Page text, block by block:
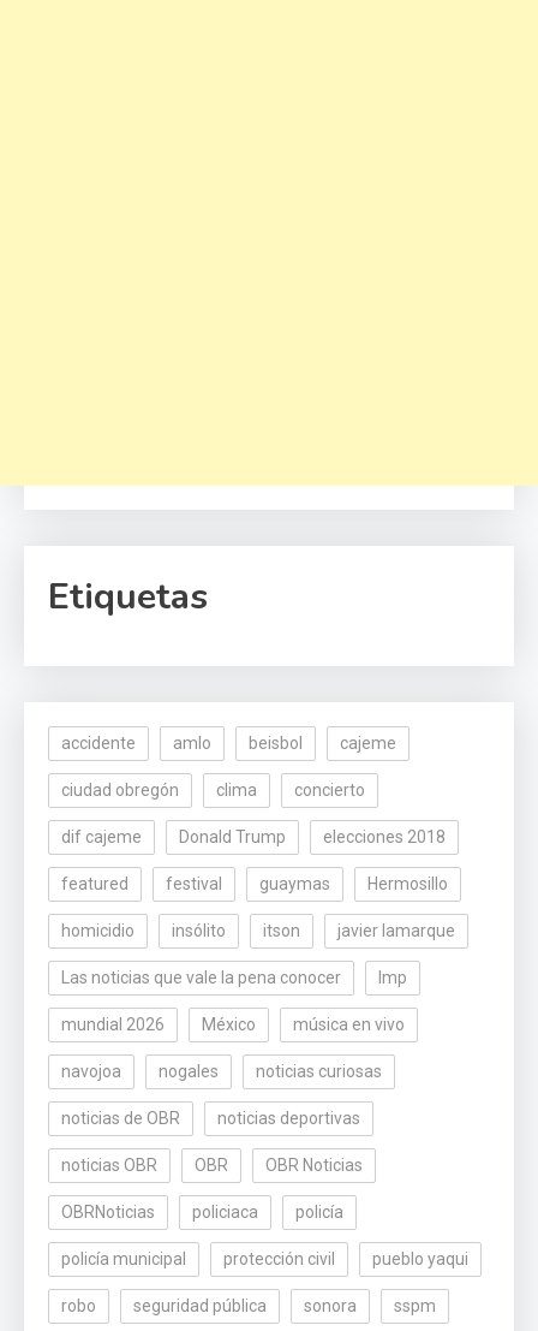
Etiquetas
accidente amlo beisbol cajeme
ciudad obregón clima concierto
dif cajeme Donald Trump elecciones 2018
featured festival guaymas Hermosillo
homicidio insólito itson javier lamarque
Las noticias que vale la pena conocer lmp
mundial 2026 México música en vivo
navojoa nogales noticias curiosas
noticias de OBR noticias deportivas
noticias OBR OBR OBR Noticias
OBRNoticias policiaca policía
policía municipal protección civil pueblo yaqui
robo seguridad pública sonora sspm